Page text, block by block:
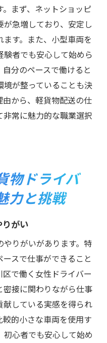
まず、ネットショッピ
急増しており、安定し
す。また、小型車両を
者でも安心して始めら
分のペースで働けると
境が整っていることも決
から、軽貨物配送の仕
常に魅力的な職業選択
物ドライバ
力と挑戦
がい
りがいがあります。特
スで仕事ができること
で働く女性ドライバー
密接に関わりながら仕事
献している実感を得られ
的小さな車両を使用す
心者でも安心して始め